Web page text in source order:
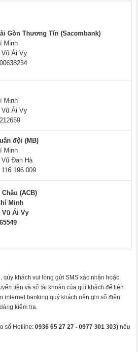
Gòn Thương Tín (Sacombank)
Minh
Vũ Ái Vy
Minh
Vũ Ái Vy
đội (MB)
Minh
Vũ Đan Hà
116 196 009
(ACB)
Minh
Vũ Ái Vy
qúy khách vui lòng gửi SMS xác nhận hoặc
tiền và số tài khoản của quí khách để tiện
internet banking quý khách nên ghi số điện
kiểm tra.
số Hotline:0936 65 27 27 -0977 301 303) nếu